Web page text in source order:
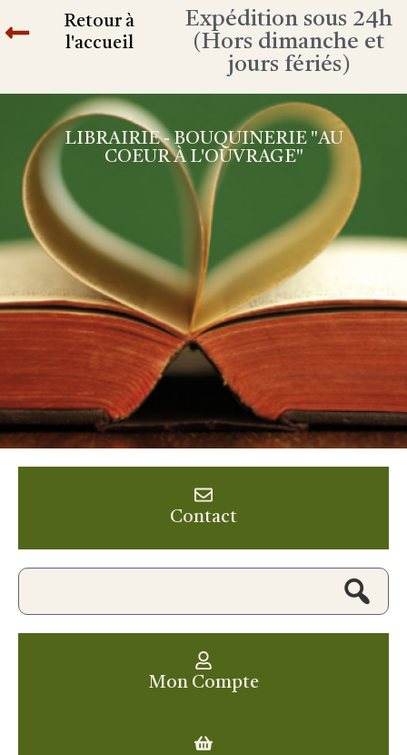
Retour à
l'accueil
Expédition sous 24h
(Hors dimanche et
jours fériés)
LIBRAIRIE - BOUQUINERIE "AU
COEUR À L'OUVRAGE"
Contact
Mon Compte